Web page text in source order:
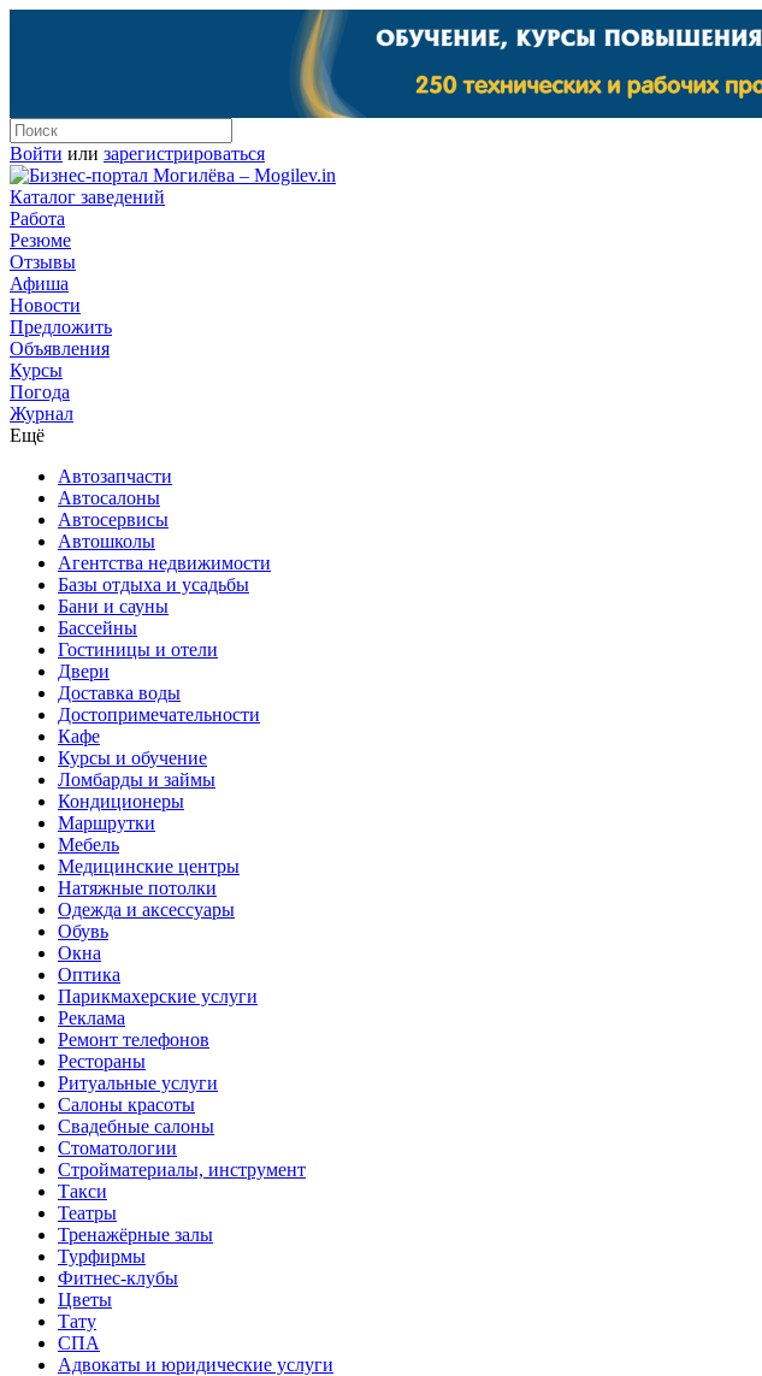
Войти или зарегистрироваться
Каталог заведений
Работа
Резюме
Отзывы
Афиша
Новости
Предложить
Объявления
Курсы
Погода
Журнал
Ещё
Автозапчасти
Автосалоны
Автосервисы
Автошколы
Агентства недвижимости
Базы отдыха и усадьбы
Бани и сауны
Бассейны
Гостиницы и отели
Двери
Доставка воды
Достопримечательности
Кафе
Курсы и обучение
Ломбарды и займы
Кондиционеры
Маршрутки
Мебель
Медицинские центры
Натяжные потолки
Одежда и аксессуары
Обувь
Окна
Оптика
Парикмахерские услуги
Реклама
Ремонт телефонов
Рестораны
Ритуальные услуги
Салоны красоты
Свадебные салоны
Стоматологии
Стройматериалы, инструмент
Такси
Театры
Тренажёрные залы
Турфирмы
Фитнес-клубы
Цветы
Тату
СПА
Адвокаты и юридические услуги